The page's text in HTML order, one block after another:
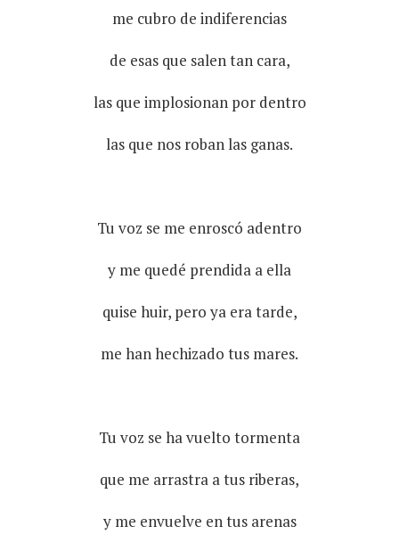
me cubro de indiferencias
de esas que salen tan cara,
las que implosionan por dentro
las que nos roban las ganas.
Tu voz se me enroscó adentro
y me quedé prendida a ella
quise huir, pero ya era tarde,
me han hechizado tus mares.
Tu voz se ha vuelto tormenta
que me arrastra a tus riberas,
y me envuelve en tus arenas